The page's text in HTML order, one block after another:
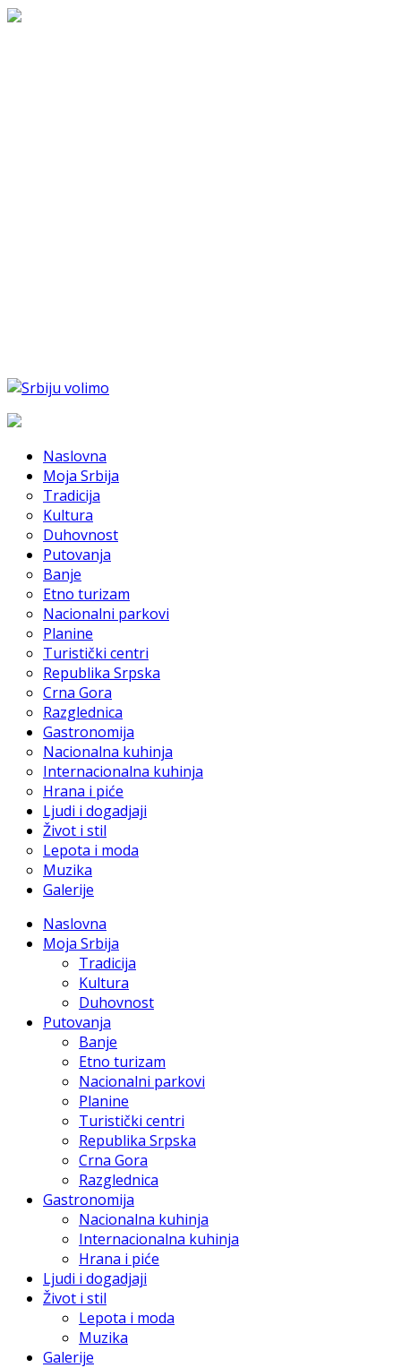
Naslovna
Moja Srbija
Tradicija
Kultura
Duhovnost
Putovanja
Banje
Etno turizam
Nacionalni parkovi
Planine
Turistički centri
Republika Srpska
Crna Gora
Razglednica
Gastronomija
Nacionalna kuhinja
Internacionalna kuhinja
Hrana i piće
Ljudi i dogadjaji
Život i stil
Lepota i moda
Muzika
Galerije
Naslovna
Moja Srbija
Tradicija
Kultura
Duhovnost
Putovanja
Banje
Etno turizam
Nacionalni parkovi
Planine
Turistički centri
Republika Srpska
Crna Gora
Razglednica
Gastronomija
Nacionalna kuhinja
Internacionalna kuhinja
Hrana i piće
Ljudi i dogadjaji
Život i stil
Lepota i moda
Muzika
Galerije